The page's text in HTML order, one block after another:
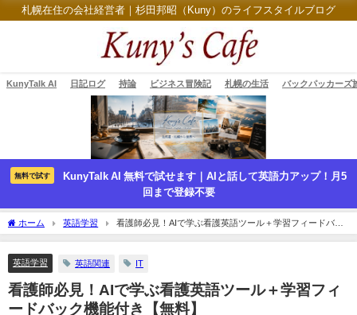
札幌在住の会社経営者｜杉田邦昭（Kuny）のライフスタイルブログ
KunyTalk AI 日記ログ 持論 ビジネス冒険記 札幌の生活 バックパッカーズ
無料で試す
KunyTalk AI 無料で試せます｜AIと話して英語力アップ！月5
回まで登録不要
ホーム 英語学習
看護師必見！AIで学ぶ看護英語ツール＋学習フィードバッ
ク機能付き【無料】
英語学習 英語関連 IT
看護師必見！AIで学ぶ看護英語ツール＋学習フィ
ードバック機能付き【無料】